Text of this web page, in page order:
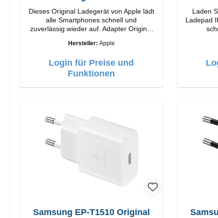
Dieses Original Ladegerät von Apple lädt
alle Smartphones schnell und
zuverlässig wieder auf. Adapter Original
Anschlüsse: USB-C Output: 20W Farbe:
Hersteller: Apple
Login für Preise und
Funktionen
Laden
Ladepad
Samsung EP-T1510 Original